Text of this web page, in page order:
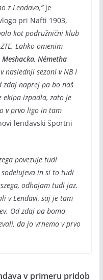
z Lendavo,”je
pri Nafti 1903,
kot podružnični klub
Lahko omenim
, Németha
naslednji sezoni v NB I
zdaj naprej pa bo naš
ekipa izpadla, zato je
v prvo ligo in tam
lendavski športni
povezuje tudi
in si to tudi
odhajam tudi jaz.
v Lendavi, saj je tam
Od zdaj pa bomo
da jo vrnemo v prvo
v primeru pridob